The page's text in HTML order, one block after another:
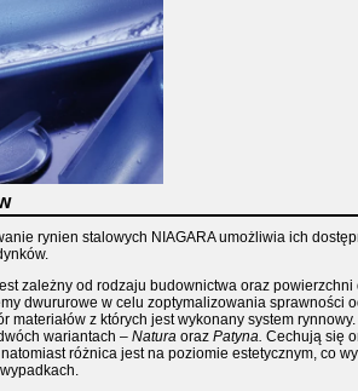
rynien stalowych NIAGARA umożliwia ich
zależny od rodzaju budownictwa oraz
dwururowe w celu zoptymalizowania sprawności
materiałów z których jest wykonany system
wariantach – Natura oraz Patyna. Cechują się
różnica jest na poziomie estetycznym, co